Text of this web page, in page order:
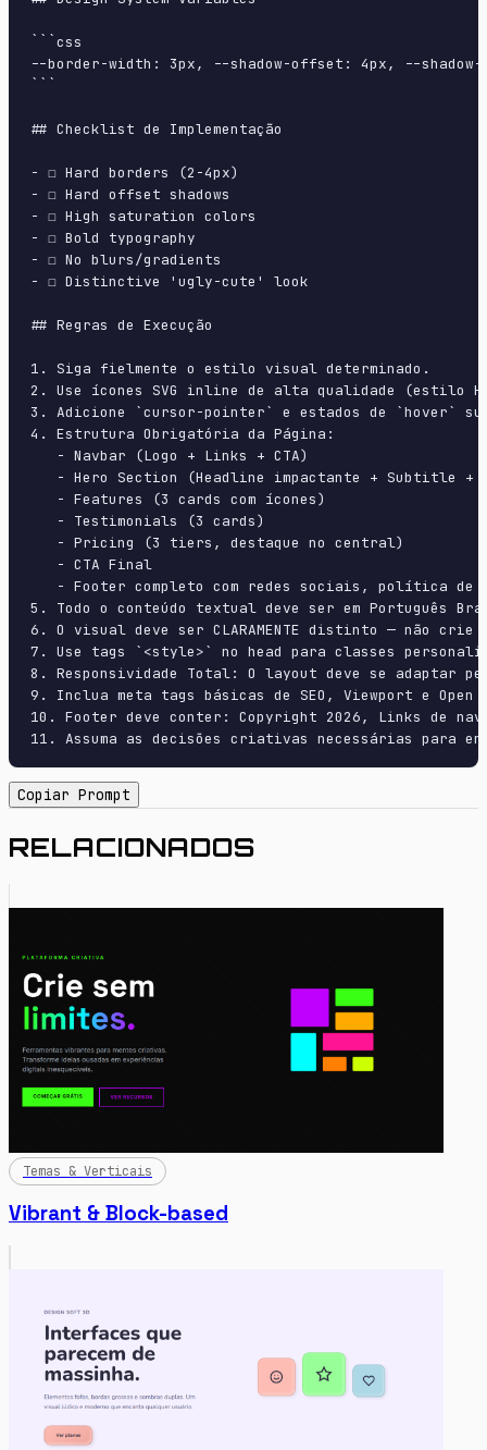
```css
--border-width: 3px, --shadow-offset: 4px, --
```
## Checklist de Implementação
- ☐ Hard borders (2-4px)
- ☐ Hard offset shadows
- ☐ High saturation colors
- ☐ Bold typography
- ☐ No blurs/gradients
- ☐ Distinctive 'ugly-cute' look
## Regras de Execução
1. Siga fielmente o estilo visual determinado.
2. Use ícones SVG inline de alta qualidade (estilo
3. Adicione `cursor-pointer` e estados de `hover`
4. Estrutura Obrigatória da Página:
   - Navbar (Logo + Links + CTA)
- Hero Section (Headline impactante + Subtitle +
   - Features (3 cards com ícones)
   - Testimonials (3 cards)
   - Pricing (3 tiers, destaque no central)
   - CTA Final
- Footer completo com redes sociais, política
5. Todo o conteúdo textual deve ser em Português
6. O visual deve ser CLARAMENTE distinto — não
7. Use tags `<style>` no head para classes
8. Responsividade Total: O layout deve se adaptar
9. Inclua meta tags básicas de SEO, Viewport e Open
10. Footer deve conter: Copyright 2026, Links de
11. Assuma as decisões criativas necessárias para
Copiar Prompt
RELACIONADOS
Temas & Verticais
Vibrant & Block-based